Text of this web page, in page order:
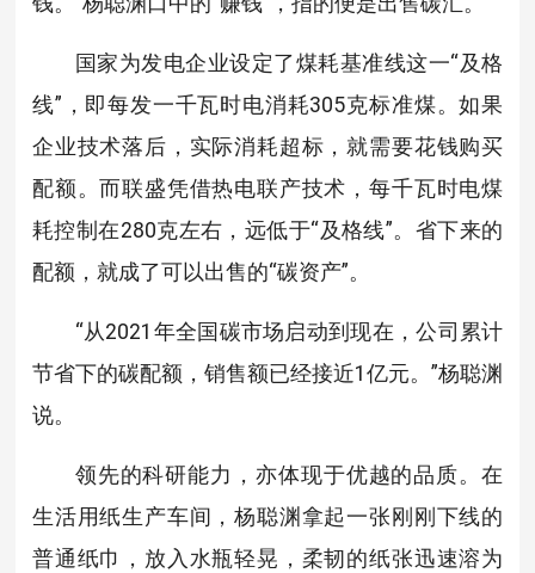
国家为发电企业设定了煤耗基准线这一“及格
线”，即每发一千瓦时电消耗305克标准煤。如果
企业技术落后，实际消耗超标，就需要花钱购买
配额。而联盛凭借热电联产技术，每千瓦时电煤
耗控制在280克左右，远低于“及格线”。省下来的
配额，就成了可以出售的“碳资产”。
“从2021年全国碳市场启动到现在，公司累计
节省下的碳配额，销售额已经接近1亿元。”杨聪渊
说。
领先的科研能力，亦体现于优越的品质。在
生活用纸生产车间，杨聪渊拿起一张刚刚下线的
普通纸巾，放入水瓶轻晃，柔韧的纸张迅速溶为